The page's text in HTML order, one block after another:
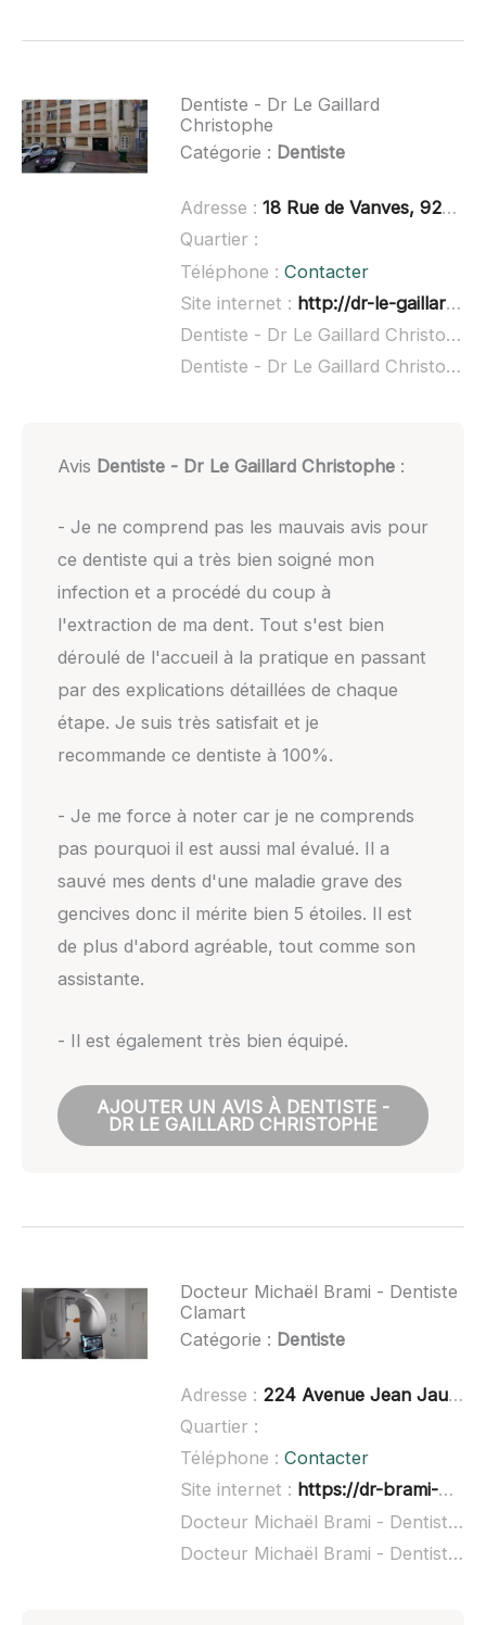
Dentiste - Dr Le Gaillard
Christophe
Catégorie : Dentiste
Adresse : 18 Rue de Vanves, 92140 Clamart
Quartier :
Téléphone : Contacter
Site internet : http://dr-le-gaillard-christophe.chirurgiens-dentistes-en-france.fr/
Dentiste - Dr Le Gaillard Christophe à domicile :
Dentiste - Dr Le Gaillard Christophe ouvert dimanche :
Avis Dentiste - Dr Le Gaillard Christophe:
- Je ne comprend pas les mauvais avis pour
ce dentiste qui a très bien soigné mon
infection et a procédé du coup à
l'extraction de ma dent. Tout s'est bien
déroulé de l'accueil à la pratique en passant
par des explications détaillées de chaque
étape. Je suis très satisfait et je
recommande ce dentiste à 100%.
- Je me force à noter car je ne comprends
pas pourquoi il est aussi mal évalué. Il a
sauvé mes dents d'une maladie grave des
gencives donc il mérite bien 5 étoiles. Il est
de plus d'abord agréable, tout comme son
assistante.
- Il est également très bien équipé.
AJOUTER UN AVIS À DENTISTE -
DR LE GAILLARD CHRISTOPHE
Docteur Michaël Brami - Dentiste
Clamart
Catégorie : Dentiste
Adresse : 224 Avenue Jean Jaurès, 92140 Clamart
Quartier :
Téléphone : Contacter
Site internet : https://dr-brami-michael.chirurgiens-dentistes-en-france.fr/
Docteur Michaël Brami - Dentiste Clamart à domicile :
Docteur Michaël Brami - Dentiste Clamart ouvert dimanche :